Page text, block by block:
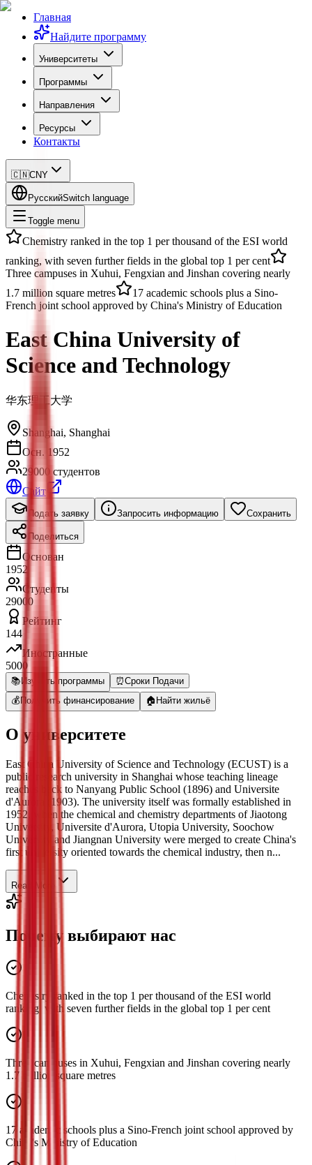
Главная
Найдите программу
Университеты
Программы
Направления
Ресурсы
Контакты
🇨🇳CNY
РусскийSwitch language
Toggle menu
Chemistry ranked in the top 1 per thousand of the ESI world
ranking, with seven further fields in the global top 1 per cent
Three campuses in Xuhui, Fengxian and Jinshan covering nearly
1.7 million square metres
17 academic schools plus a Sino-
French joint school approved by China's Ministry of Education
East China University of
Science and Technology
华东理工大学
Shanghai, Shanghai
Осн. 1952
29000 студентов
Сайт
Подать заявку Запросить информацию Сохранить
Поделиться
Основан
1952
Студенты
29000
Рейтинг
144
Иностранные
5000
📚 Изучить программы ⏰Сроки Подачи
💰 Получить финансирование 🏠 Найти жильё
О университете
East China University of Science and Technology (ECUST) is a
public research university in Shanghai whose teaching lineage
reaches back to Nanyang Public School (1896) and Universite
d'Aurora (1903). The university itself was formally established in
1952, when the chemical and chemistry departments of Jiaotong
University, Universite d'Aurora, Utopia University, Soochow
University and Jiangnan University were merged to create China's
first university oriented towards the chemical industry, then n...
Read More
Почему выбирают нас
Chemistry ranked in the top 1 per thousand of the ESI world
ranking, with seven further fields in the global top 1 per cent
Three campuses in Xuhui, Fengxian and Jinshan covering nearly
1.7 million square metres
17 academic schools plus a Sino-French joint school approved by
China's Ministry of Education